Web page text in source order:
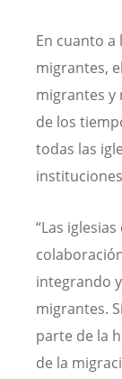
En cuanto a
migrantes,
migrantes y
de los
todas las
“Las
integrando
migrantes.
parte de la
de la